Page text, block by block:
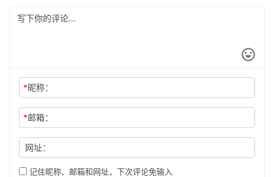
*昵称：
*邮箱：
网址：
记住昵称、邮箱和网址，下次评论免输入